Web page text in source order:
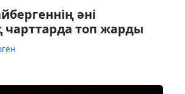
әні
топ жарды